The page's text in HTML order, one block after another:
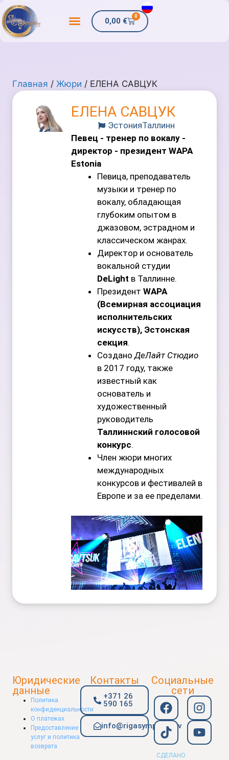
0,00 €
0
Главная / Жюри / ЕЛЕНА САВЦУК
ЕЛЕНА САВЦУК
ЭстонияТаллинн
Певец - тренер по вокалу -
директор - президент WAPA
Estonia
Певица, преподаватель
музыки и тренер по
вокалу, обладающая
глубоким опытом в
джазовом, эстрадном и
классическом жанрах.
Директор и основатель
вокальной студии
DeLight в Таллинне.
Президент WAPA
(Всемирная ассоциация
исполнительских
искусств), Эстонская
секция.
СозданоДеЛайт Стюдио
в 2017 году, также
известный как
основатель и
художественный
руководитель
Таллиннский голосовой
конкурс.
Член жюри многих
международных
конкурсов и фестивалей в
Европе и за ее пределами.
Юридические
данные
Политика
конфиденциальности
О платежах
Предоставление
услуг и политика
возврата
Контакты
+371 26
590 165
info@rigasymphony.lv
Социальные
сети
СДЕЛАНО